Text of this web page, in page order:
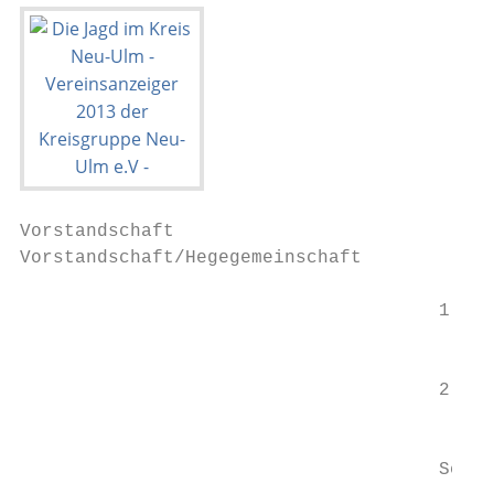
Vorstandschaft
Vorstandschaft/Hegegemeinschaft
1.
2.